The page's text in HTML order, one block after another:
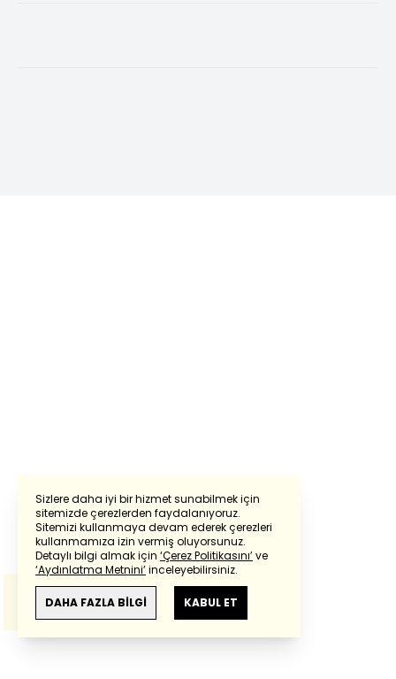
Sizlere daha iyi bir hizmet sunabilmek için
sitemizde çerezlerden faydalanıyoruz.
Sitemizi kullanmaya devam ederek çerezleri
kullanmamıza izin vermiş oluyorsunuz.
Detaylı bilgi almak için ‘Çerez Politikasını’ve
‘Aydınlatma Metnini’inceleyebilirsiniz.
DAHA FAZLA BİLGİ KABUL ET
Powered by Translate
Bu çevirideGoogle Transletekullanılmıştır.
Anlam ve çeviri hatalarından
haberturk.com
sorumlu değildir.